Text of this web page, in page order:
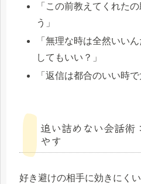
「この前教えてくれた
う」
「無理な時は全然いい
してもいい？」
「返信は都合のいい時で
追い詰めない会話術
やす
好き避けの相手に効きにく